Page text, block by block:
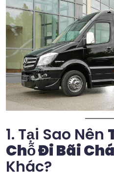
1. Tại Sao Nên
Chỗ Đi Bãi
Khác?